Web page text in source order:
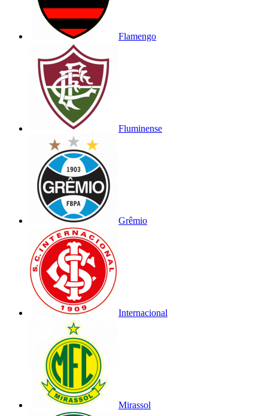
Flamengo
Fluminense
Grêmio
Internacional
Mirassol